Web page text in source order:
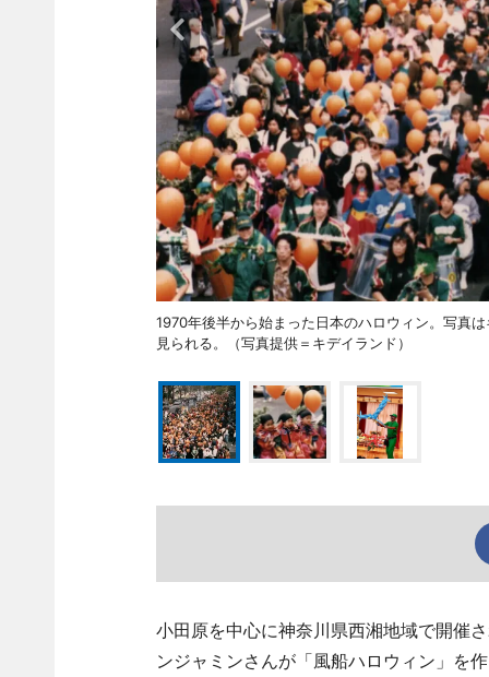
1970年後半から始まった日本のハロウィン。写真
見られる。（写真提供＝キデイランド）
小田原を中心に神奈川県西湘地域で開催
ンジャミンさんが「風船ハロウィン」を